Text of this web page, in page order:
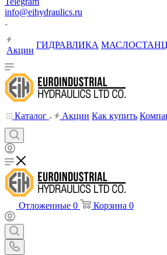
info@eihydraulics.ru
Акции
ГИДРАВЛИКА
Каталог Акции Как купить
Отложенные 0 Корзина 0